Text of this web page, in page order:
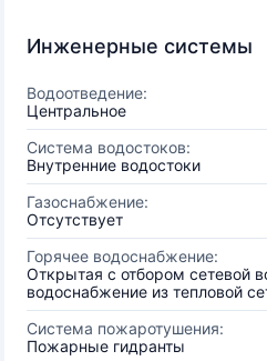
Инженерные системы
Водоотведение:
Центральное
Система водостоков:
Внутренние водостоки
Газоснабжение:
Отсутствует
Горячее водоснабжение:
Открытая с отбором сетевой
водоснабжение из тепловой
Система пожаротушения:
Пожарные гидранты